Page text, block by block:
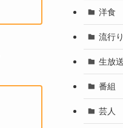
洋食
流行り
生放
番組
芸人